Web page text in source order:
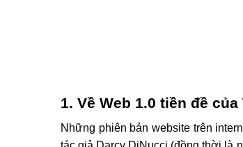
1. Về Web 1.0 tiền đề
Những phiên bản website trên